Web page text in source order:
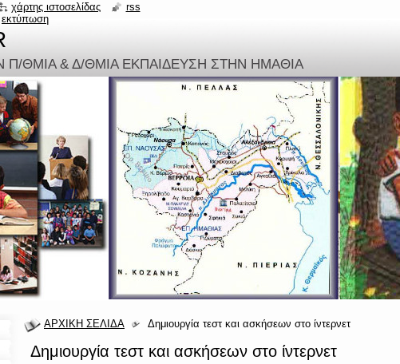
Π/ΘΜΙΑ & Δ/ΘΜΙΑ ΕΚΠΑΙΔΕΥΣΗ ΣΤΗΝ ΗΜΑΘΙΑ
ΑΡΧΙΚΗ ΣΕΛΙΔΑ Δημιουργία τεστ και ασκήσεων στο ίντερνετ
Δημιουργία τεστ και ασκήσεων στο ίντερνετ
χάρτης ιστοσελίδας
rss
εκτύπωση